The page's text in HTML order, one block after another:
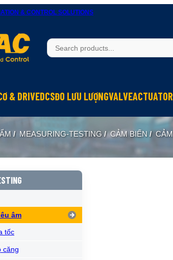
& CONTROL SOLUTIONS
& DRIVEDCSĐO LƯU LƯỢNGVALVEACTUATOR
/ MEASURING-TESTING / CẢM BIẾN /
âm
tốc
căng